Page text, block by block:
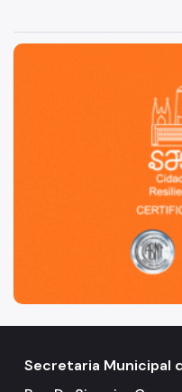
São Paulo, cidade
Secretaria Municipal